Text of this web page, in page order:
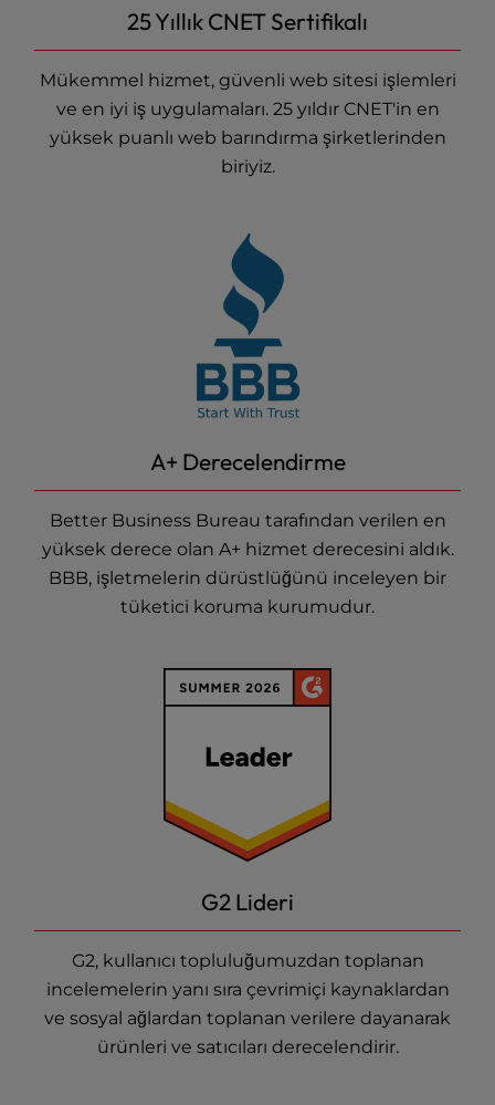
25 Yıllık CNET Sertifikalı
Mükemmel hizmet, güvenli web sitesi işlemleri
ve en iyi iş uygulamaları. 25 yıldır CNET'in en
yüksek puanlı web barındırma şirketlerinden
biriyiz.
A+ Derecelendirme
Better Business Bureau tarafından verilen en
yüksek derece olan A+ hizmet derecesini aldık.
BBB, işletmelerin dürüstlüğünü inceleyen bir
tüketici koruma kurumudur.
G2 Lideri
G2, kullanıcı topluluğumuzdan toplanan
incelemelerin yanı sıra çevrimiçi kaynaklardan
ve sosyal ağlardan toplanan verilere dayanarak
ürünleri ve satıcıları derecelendirir.